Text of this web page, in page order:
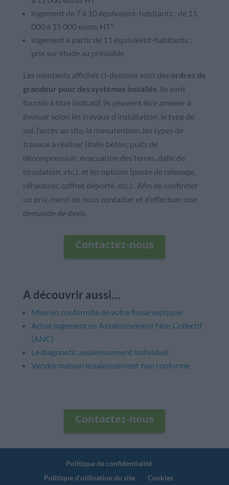
logement de 7 à 10 équivalent-habitants : de 11
000 à 15 000 euros HT*
logement à partir de 11 équivalent-habitants :
prix sur étude au préalable
Les montants affichés ci-dessous sont des ordres de
grandeur pour des systèmes installés . Ils sont
fournis à titre indicatif, ils peuvent être amener à
évoluer selon les travaux d’installation, le type de
sol, l’accès au site, la manutention, les types de
travaux à réaliser (dalle béton, puits de
décompression, évacuation des terres, dalle de
circulation, etc.), et les options (poste de relevage,
réhausses, coffret déporté, etc.) . Afin de confirmer
un prix, merci de nous contacter et d’effectuer une
demande de devis.
Contactez-nous
A découvrir aussi…
Mise en conformité de votre fosse septique
Achat logement en Assainissement Non Collectif
(ANC)
Le diagnostic assainissement individuel
Vendre maison assainissement non conforme
Contactez-nous
Politique de confidentialité
Politique d’utilisation du site
Cookies